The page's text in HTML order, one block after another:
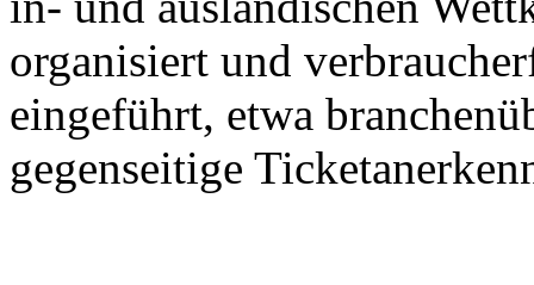
organisiert und
eingeführt, etwa
gegenseitige